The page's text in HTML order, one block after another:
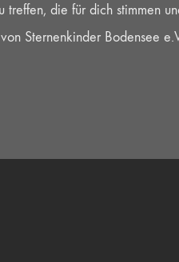
die für dich stimmen
Sternenkinder Bodensee